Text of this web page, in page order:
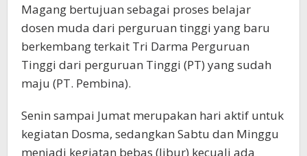
Magang bertujuan sebagai proses belajar
dosen muda dari perguruan tinggi yang baru
berkembang terkait Tri Darma Perguruan
Tinggi dari perguruan Tinggi (PT) yang sudah
maju (PT. Pembina).
Senin sampai Jumat merupakan hari aktif untuk
kegiatan Dosma, sedangkan Sabtu dan Minggu
menjadi kegiatan bebas (libur) kecuali ada